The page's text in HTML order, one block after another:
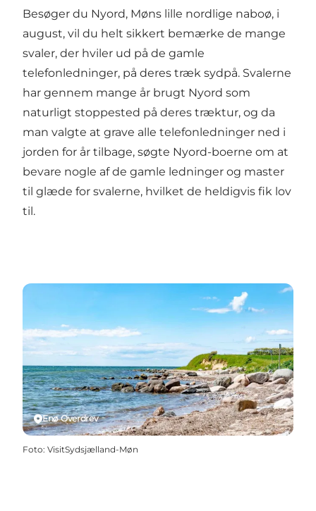
Besøger du Nyord, Møns lille nordlige naboø, i
august, vil du helt sikkert bemærke de mange
svaler, der hviler ud på de gamle
telefonledninger, på deres træk sydpå. Svalerne
har gennem mange år brugt Nyord som
naturligt stoppested på deres træktur, og da
man valgte at grave alle telefonledninger ned i
jorden for år tilbage, søgte Nyord-boerne om at
bevare nogle af de gamle ledninger og master
til glæde for svalerne, hvilket de heldigvis fik lov
til.
Enø Overdrev
Foto: VisitSydsjælland-Møn